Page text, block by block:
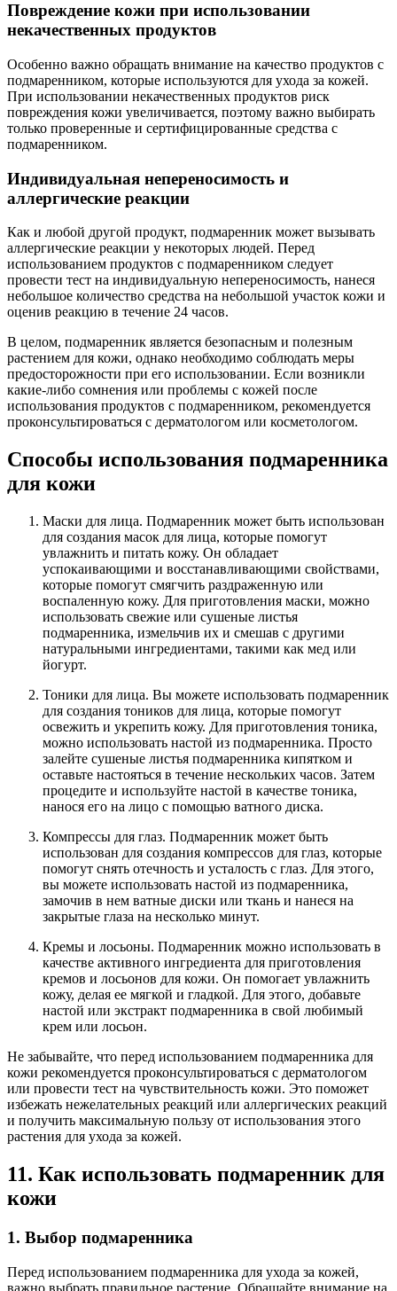
Повреждение кожи при использовании
некачественных продуктов
Особенно важно обращать внимание на качество продуктов с
подмаренником, которые используются для ухода за кожей.
При использовании некачественных продуктов риск
повреждения кожи увеличивается, поэтому важно выбирать
только проверенные и сертифицированные средства с
подмаренником.
Индивидуальная непереносимость и
аллергические реакции
Как и любой другой продукт, подмаренник может вызывать
аллергические реакции у некоторых людей. Перед
использованием продуктов с подмаренником следует
провести тест на индивидуальную непереносимость, нанеся
небольшое количество средства на небольшой участок кожи и
оценив реакцию в течение 24 часов.
В целом, подмаренник является безопасным и полезным
растением для кожи, однако необходимо соблюдать меры
предосторожности при его использовании. Если возникли
какие-либо сомнения или проблемы с кожей после
использования продуктов с подмаренником, рекомендуется
проконсультироваться с дерматологом или косметологом.
Способы использования подмаренника
для кожи
Маски для лица. Подмаренник может быть использован
для создания масок для лица, которые помогут
увлажнить и питать кожу. Он обладает
успокаивающими и восстанавливающими свойствами,
которые помогут смягчить раздраженную или
воспаленную кожу. Для приготовления маски, можно
использовать свежие или сушеные листья
подмаренника, измельчив их и смешав с другими
натуральными ингредиентами, такими как мед или
йогурт.
Тоники для лица. Вы можете использовать подмаренник
для создания тоников для лица, которые помогут
освежить и укрепить кожу. Для приготовления тоника,
можно использовать настой из подмаренника. Просто
залейте сушеные листья подмаренника кипятком и
оставьте настояться в течение нескольких часов. Затем
процедите и используйте настой в качестве тоника,
нанося его на лицо с помощью ватного диска.
Компрессы для глаз. Подмаренник может быть
использован для создания компрессов для глаз, которые
помогут снять отечность и усталость с глаз. Для этого,
вы можете использовать настой из подмаренника,
замочив в нем ватные диски или ткань и нанеся на
закрытые глаза на несколько минут.
Кремы и лосьоны. Подмаренник можно использовать в
качестве активного ингредиента для приготовления
кремов и лосьонов для кожи. Он помогает увлажнить
кожу, делая ее мягкой и гладкой. Для этого, добавьте
настой или экстракт подмаренника в свой любимый
крем или лосьон.
Не забывайте, что перед использованием подмаренника для
кожи рекомендуется проконсультироваться с дерматологом
или провести тест на чувствительность кожи. Это поможет
избежать нежелательных реакций или аллергических реакций
и получить максимальную пользу от использования этого
растения для ухода за кожей.
11. Как использовать подмаренник для
кожи
1. Выбор подмаренника
Перед использованием подмаренника для ухода за кожей,
важно выбрать правильное растение. Обращайте внимание на